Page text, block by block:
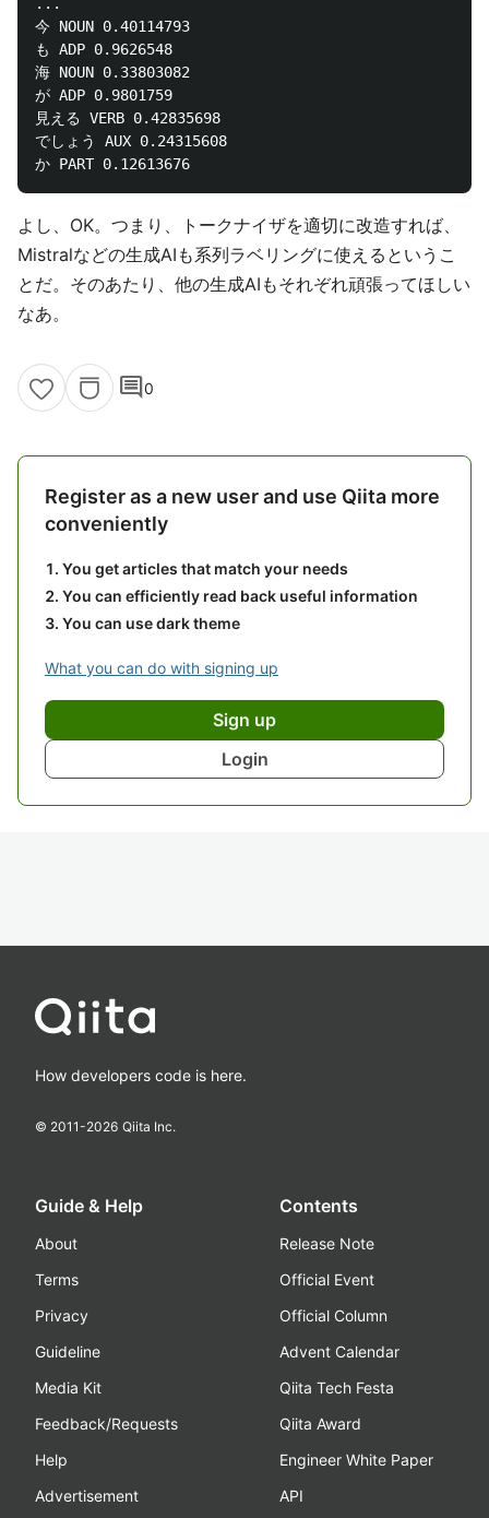
今 NOUN 0.40114793
も ADP 0.9626548
海 NOUN 0.33803082
が ADP 0.9801759
見える VERB 0.42835698
でしょう AUX 0.24315608
よし、OK。つまり、トークナイザを適切に改造すれば、
Mistralなどの生成AIも系列ラベリングに使えるというこ
とだ。そのあたり、他の生成AIもそれぞれ頑張ってほしい
なあ。
comment0
Register as a new user and use Qiita more
conveniently
You get articles that match your needs
You can efficiently read back useful information
You can use dark theme
What you can do with signing up
Sign up
Login
How developers code is here.
© 2011-2026 Qiita Inc.
Guide & Help
About
Terms
Privacy
Guideline
Media Kit
Feedback/Requests
Help
Advertisement
Contents
Release Note
Official Event
Official Column
Advent Calendar
Qiita Tech Festa
Qiita Award
Engineer White Paper
API